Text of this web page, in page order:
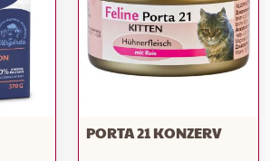
PORTA 21 KONZERV